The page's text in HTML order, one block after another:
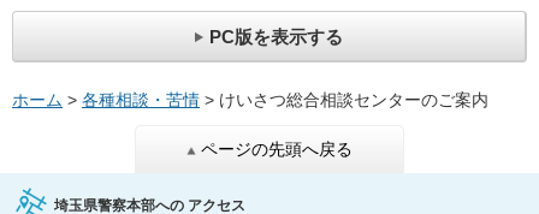
PC版を表示する
ホーム > 各種相談・苦情 > けいさつ総合相談センターのご案内
ページの先頭へ戻る
埼玉県警察本部への アクセス